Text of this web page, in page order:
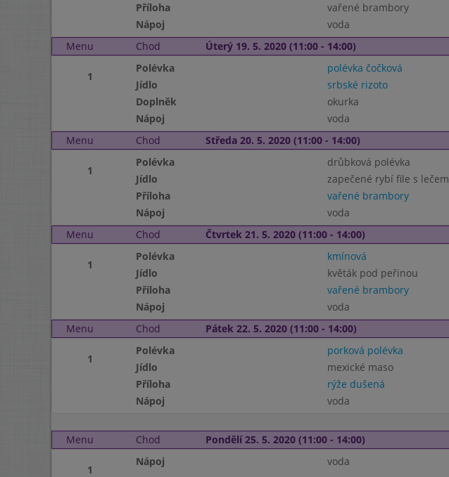
Příloha
vařené brambory
Nápoj
voda
Menu
Chod Úterý 19. 5. 2020 (11:00 - 14:00)
1
Polévka polévka čočková
Jídlo
srbské rizoto
Doplněk
okurka
Nápoj
voda
Menu
Chod Středa 20. 5. 2020 (11:00 - 14:00)
1
Polévka
drůbková polévka
Jídlo
zapečené rybí file s lečem
Příloha
vařené brambory
Nápoj
voda
Menu
Chod Čtvrtek 21. 5. 2020 (11:00 - 14:00)
1
Polévka kmínová
Jídlo
květák pod peřinou
Příloha
vařené brambory
Nápoj
voda
Menu
Chod Pátek 22. 5. 2020 (11:00 - 14:00)
1
Polévka porková polévka
Jídlo
mexické maso
Příloha
rýže dušená
Nápoj
voda
Menu
Chod Pondělí 25. 5. 2020 (11:00 - 14:00)
1
Nápoj voda